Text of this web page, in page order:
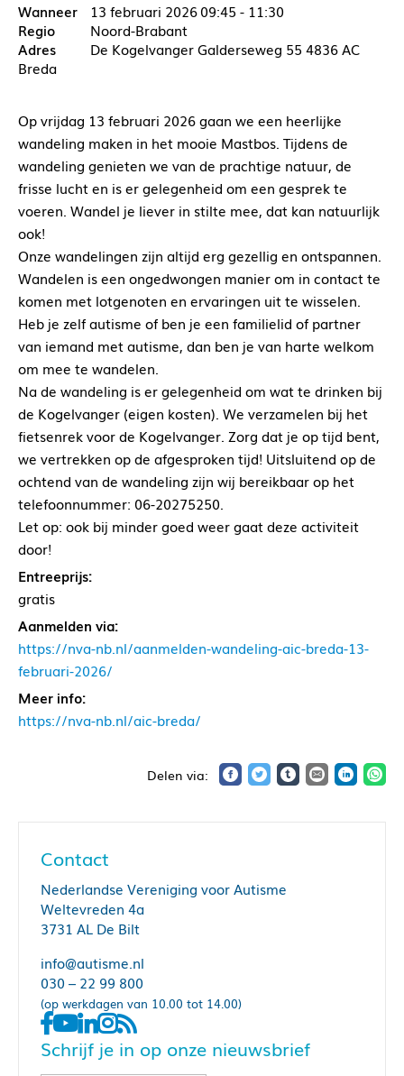
13 februari 202609:45 - 11:30
Noord-Brabant
De Kogelvanger Galderseweg 55 4836 AC
Breda
Op vrijdag 13 februari 2026 gaan we een heerlijke
wandeling maken in het mooie Mastbos. Tijdens de
wandeling genieten we van de prachtige natuur, de
frisse lucht en is er gelegenheid om een gesprek te
voeren. Wandel je liever in stilte mee, dat kan natuurlijk
ook!
Onze wandelingen zijn altijd erg gezellig en ontspannen.
Wandelen is een ongedwongen manier om in contact te
komen met lotgenoten en ervaringen uit te wisselen.
Heb je zelf autisme of ben je een familielid of partner
van iemand met autisme, dan ben je van harte welkom
om mee te wandelen.
Na de wandeling is er gelegenheid om wat te drinken bij
de Kogelvanger (eigen kosten). We verzamelen bij het
fietsenrek voor de Kogelvanger. Zorg dat je op tijd bent,
we vertrekken op de afgesproken tijd! Uitsluitend op de
ochtend van de wandeling zijn wij bereikbaar op het
telefoonnummer: 06-20275250.
Let op: ook bij minder goed weer gaat deze activiteit
door!
Entreeprijs:
gratis
Aanmelden via:
https://nva-nb.nl/aanmelden-wandeling-aic-breda-13-
februari-2026/
Meer info:
https://nva-nb.nl/aic-breda/
Contact
Nederlandse Vereniging voor Autisme
Weltevreden 4a
3731 AL De Bilt
info@autisme.nl
030 – 22 99 800
(op werkdagen van 10.00 tot 14.00)
Schrijf je in op onze nieuwsbrief